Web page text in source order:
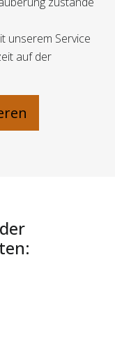
unserem Service
auf der